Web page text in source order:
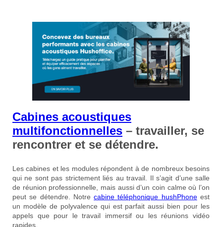
Cabines acoustiques
multifonctionnelles – travailler, se
rencontrer et se détendre.
Les cabines et les modules répondent à de nombreux besoins
qui ne sont pas strictement liés au travail. Il s’agit d’une salle
de réunion professionnelle, mais aussi d’un coin calme où l’on
peut se détendre. Notrecabine téléphonique hushPhoneest
un modèle de polyvalence qui est parfait aussi bien pour les
appels que pour le travail immersif ou les réunions vidéo
rapides.